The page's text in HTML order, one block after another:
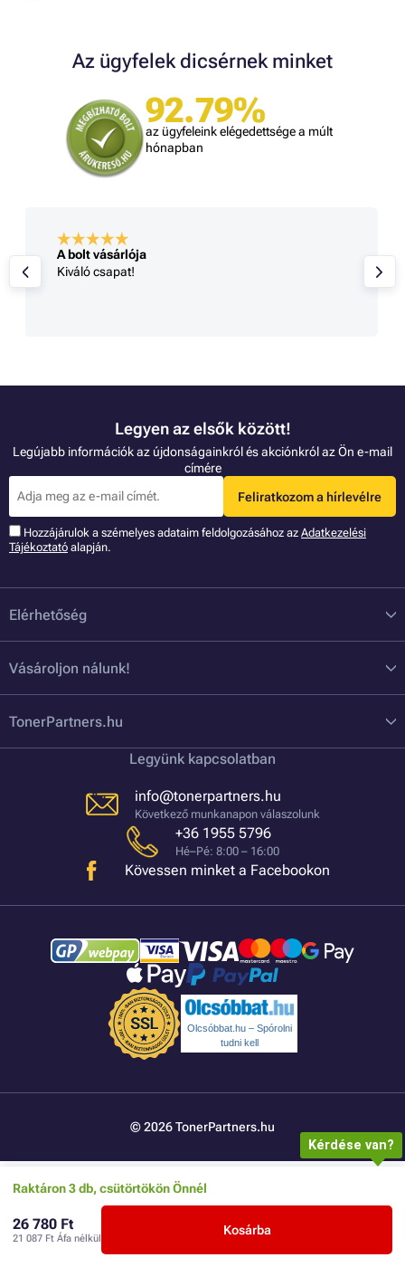
Raktáron 3 db, csütörtökön Önnél
26 780 Ft
21 087 Ft Áfa nélkül
Kosárba
Az ügyfelek dicsérnek minket
92.79%
az ügyfeleink elégedettsége a múlt
hónapban
A bolt vásárlója
Kiváló csapat!
Legyen az elsők között!
Legújabb információk az újdonságainkról és akciónkról az Ön e-mail
címére
Feliratkozom a hírlevélre
Hozzájárulok a szémelyes adataim feldolgozásához az Adatkezelési
Tájékoztató alapján.
Elérhetőség
Vásároljon nálunk!
TonerPartners.hu
Legyünk kapcsolatban
info@tonerpartners.hu
Következő munkanapon válaszolunk
+36 1955 5796
Hé–Pé: 8:00 – 16:00
Kövessen minket a Facebookon
Olcsóbbat.hu – Spórolni
tudni kell
© 2026 TonerPartners.hu
Kérdése van?